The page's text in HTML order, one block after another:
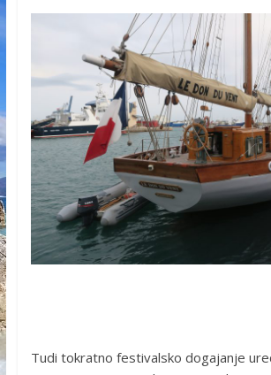
Tudi tokratno festivalsko dogajanje